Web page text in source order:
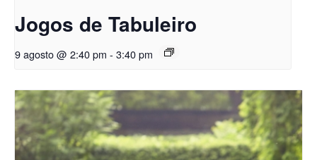
Jogos de Tabuleiro
9 agosto @ 2:40 pm - 3:40 pm